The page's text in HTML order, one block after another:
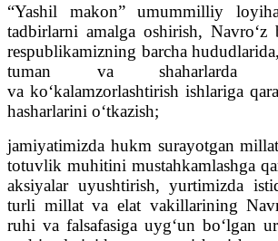
“Yashil makon” umummilliy
tadbirlarni amalga oshirish, Navro‘z
respublikamizning barcha
tuman va shaharlarda
va ko‘kalamzorlashtirish ishlariga
hasharlarini o‘tkazish;
jamiyatimizda hukm surayotgan
totuvlik muhitini mustahkamlashga
aksiyalar uyushtirish, yurtimizda
turli millat va elat vakillarining
ruhi va falsafasiga uyg‘un bo‘lgan